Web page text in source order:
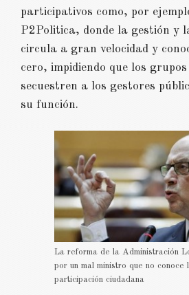
participativos como, por
P2Politica, donde la gestión y
circula a gran velocidad y
cero, impidiendo que los grupos
secuestren a los gestores
su función.
La reforma de la Administración
por un mal ministro que no
participación ciudadana